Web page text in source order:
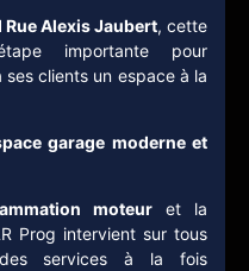
Rue Alexis Jaubert, cette
importante pour
ses clients un espace à la
garage moderne et
moteur et la
Prog intervient sur tous
services à la fois